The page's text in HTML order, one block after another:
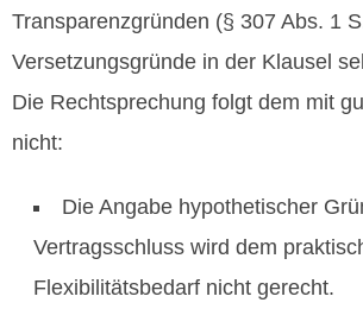
Transparenzgründen (§ 307 Abs. 1
Versetzungsgründe in der Klausel
Die Rechtsprechung folgt dem mit
nicht:
Die Angabe hypothetischer
Vertragsschluss wird dem
Flexibilitätsbedarf nicht gerecht.